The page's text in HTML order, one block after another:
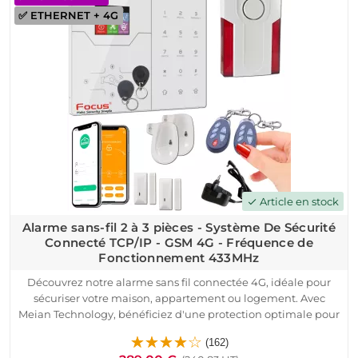
contrôle simplifié.
Profitez de la surveillance en temps réel grâce aux
notifications push sur votre smartphone et aux alertes SMS ou
appels vocaux en cas d'intrusion. Le système est compatible
avec toutes les box internet et fibre optique, offrant une
autonomie de 12 à 24 heures en cas de coupure de courant.
Faites confiance à une technologie éprouvée pour la
protection de vos biens.
check Article en stock
✅ ETHERNET + 4G
Alarme sans-fil 2 à 3 pièces - Système De Sécurité
Connecté TCP/IP - GSM 4G - Fréquence de
Fonctionnement 433MHz
Découvrez notre alarme sans fil connectée 4G, idéale pour
sécuriser votre maison, appartement ou logement. Avec
Meian Technology, bénéficiez d'une protection optimale pour
fréquence 433MHz et est compatible avec toutes les box
(162)